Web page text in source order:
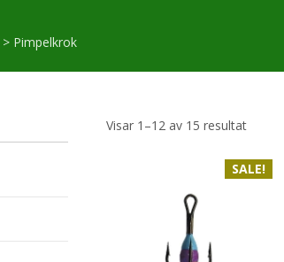
> Pimpelkrok
Visar 1–12 av 15 resultatSortera
senaste
SALE!